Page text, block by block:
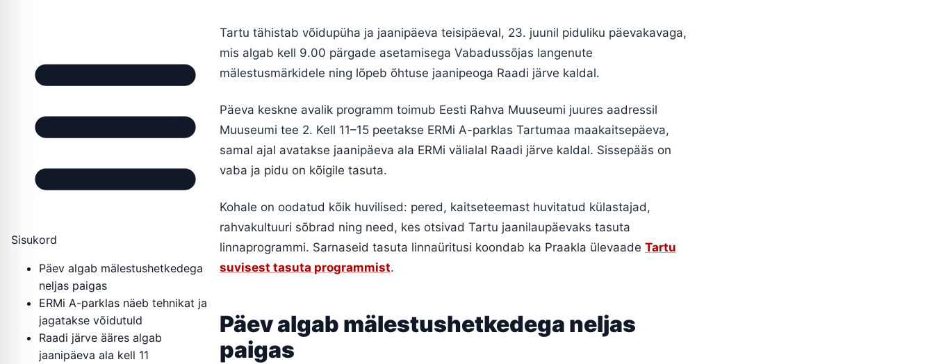
Sisukord
Päev algab mälestushetkedega
neljas paigas
ERMi A-parklas näeb tehnikat ja
jagatakse võidutuld
Raadi järve ääres algab
jaanipäeva ala kell 11
Tartu tähistab võidupüha ja jaanipäeva teisipäeval, 23. juunil piduliku päevakavaga,
mis algab kell 9.00 pärgade asetamisega Vabadussõjas langenute
mälestusmärkidele ning lõpeb õhtuse jaanipeoga Raadi järve kaldal.
Päeva keskne avalik programm toimub Eesti Rahva Muuseumi juures aadressil
Muuseumi tee 2. Kell 11–15 peetakse ERMi A-parklas Tartumaa maakaitsepäeva,
samal ajal avatakse jaanipäeva ala ERMi välialal Raadi järve kaldal. Sissepääs on
vaba ja pidu on kõigile tasuta.
Kohale on oodatud kõik huvilised: pered, kaitseteemast huvitatud külastajad,
rahvakultuuri sõbrad ning need, kes otsivad Tartu jaanilaupäevaks tasuta
linnaprogrammi. Sarnaseid tasuta linnaüritusi koondab ka Praakla ülevaade Tartu
suvisest tasuta programmist.
Päev algab mälestushetkedega neljas
paigas